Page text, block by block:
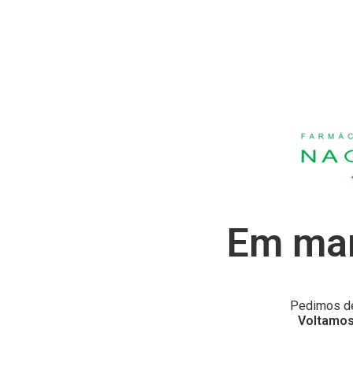
Em
Pedimos